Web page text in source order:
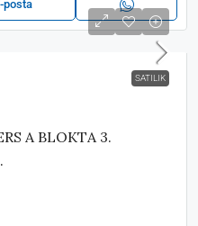
posta
SATILIK
A BLOKTA 3.